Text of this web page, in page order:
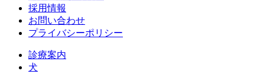
採用情報
お問い合わせ
プライバシーポリシー
診療案内
犬